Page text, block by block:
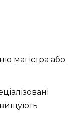
магістра або